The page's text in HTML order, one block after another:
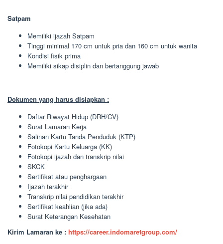
Satpam
Memiliki ijazah Satpam
Tinggi minimal 170 cm untuk pria dan 160 cm untuk wanita
Kondisi fisik prima
Memiliki sikap disiplin dan bertanggung jawab
Dokumen yang harus disiapkan :
Daftar Riwayat Hidup (DRH/CV)
Surat Lamaran Kerja
Salinan Kartu Tanda Penduduk (KTP)
Fotokopi Kartu Keluarga (KK)
Fotokopi ijazah dan transkrip nilai
SKCK
Sertifikat atau penghargaan
Ijazah terakhir
Transkrip nilai pendidikan terakhir
Sertifikat keahlian (jika ada)
Surat Keterangan Kesehatan
Kirim Lamaran ke : https://career.indomaretgroup.com/